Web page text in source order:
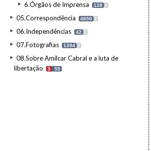
6.Órgãos de Imprensa 128 I
05.Correspondência 4650 I
06.Independências 42 I
07.Fotografias 1394 I
08.Sobre Amílcar Cabral e a luta de
libertação
3 55